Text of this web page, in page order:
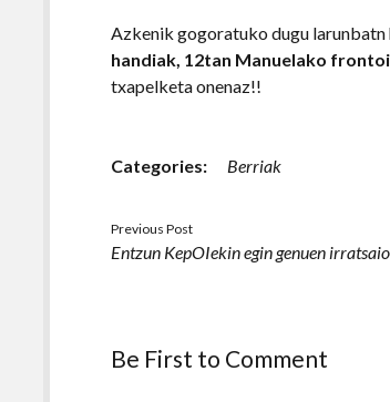
Azkenik gogoratuko dugu larunbatn
handiak, 12tan Manuelako
txapelketa onenaz!!
Categories: Berriak
Previous Post
Entzun KepOIekin egin genuen
Be First to Comment